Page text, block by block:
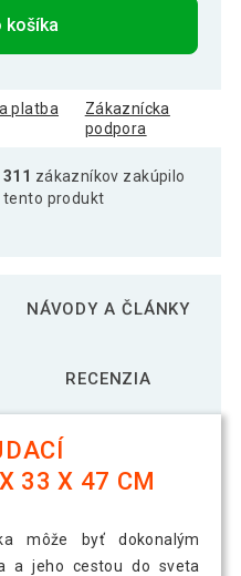
košíka
platba
Zákaznícka
podpora
311 zákazníkov zakúpilo
tento produkt
NÁVODY A ČLÁNKY
RECENZIA
33 X 47 CM
môže byť dokonalým
a jeho cestou do sveta